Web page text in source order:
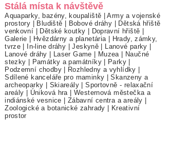
Stálá místa k návštěvě
Aquaparky, bazény, koupaliště |Army a vojenské
prostory | Bludiště | Bobové dráhy | Dětská hřiště
venkovní | Dětské koutky | Dopravní hřiště |
Galerie | Hvězdárny a planetária | Hrady, zámky,
tvrze | In-line dráhy |Jeskyně | Lanové parky |
Lanové dráhy | Laser Game | Muzea | Naučné
stezky | Památky a památníky| Parky |
Podzemní chodby| Rozhledny a vyhlídky |
Sdílené kanceláře pro maminky |Skanzeny a
archeoparky | Skiareály |Sportovně - relaxační
areály | Úniková hra |Westernová městečka a
indiánské vesnice | Zábavní centra a areály |
Zoologické a botanické zahrady | Kreativní
prostor